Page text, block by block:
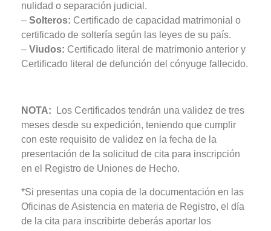
nulidad o separación judicial.
– Solteros: Certificado de capacidad matrimonial o
certificado de soltería según las leyes de su país.
– Viudos: Certificado literal de matrimonio anterior y
Certificado literal de defunción del cónyuge fallecido.
NOTA: Los Certificados tendrán una validez de tres
meses desde su expedición, teniendo que cumplir
con este requisito de validez en la fecha de la
presentación de la solicitud de cita para inscripción
en el Registro de Uniones de Hecho.
*Si presentas una copia de la documentación en las
Oficinas de Asistencia en materia de Registro, el día
de la cita para inscribirte deberás aportar los